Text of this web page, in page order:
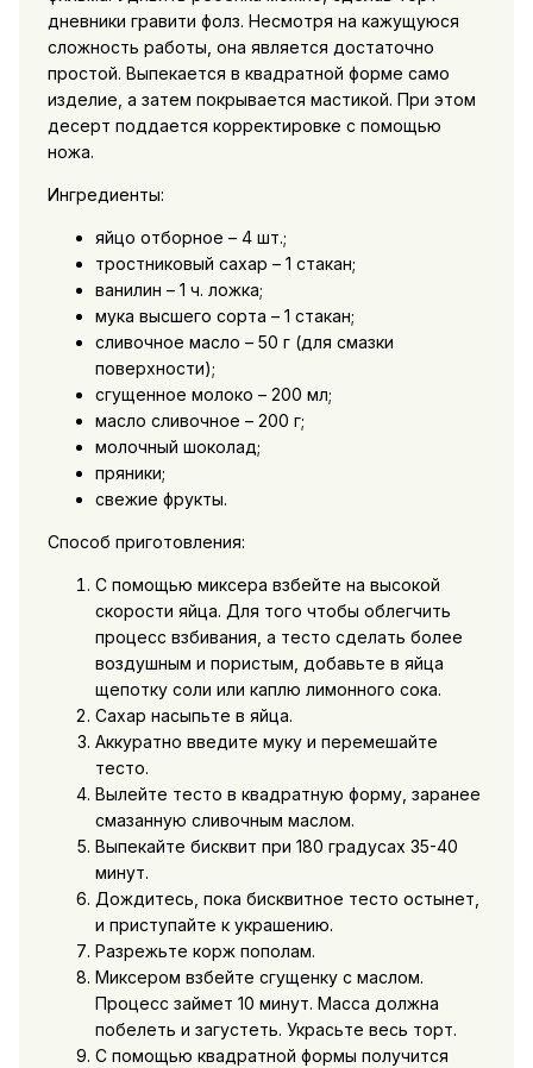
дневники гравити фолз. Несмотря на кажущуюся
сложность работы, она является достаточно
простой. Выпекается в квадратной форме само
изделие, а затем покрывается мастикой. При этом
десерт поддается корректировке с помощью
ножа.
Ингредиенты:
яйцо отборное – 4 шт.;
тростниковый сахар – 1 стакан;
ванилин – 1 ч. ложка;
мука высшего сорта – 1 стакан;
сливочное масло – 50 г (для смазки
поверхности);
сгущенное молоко – 200 мл;
масло сливочное – 200 г;
молочный шоколад;
пряники;
свежие фрукты.
Способ приготовления:
С помощью миксера взбейте на высокой
скорости яйца. Для того чтобы облегчить
процесс взбивания, а тесто сделать более
воздушным и пористым, добавьте в яйца
щепотку соли или каплю лимонного сока.
Сахар насыпьте в яйца.
Аккуратно введите муку и перемешайте
тесто.
Вылейте тесто в квадратную форму, заранее
смазанную сливочным маслом.
Выпекайте бисквит при 180 градусах 35-40
минут.
Дождитесь, пока бисквитное тесто остынет,
и приступайте к украшению.
Разрежьте корж пополам.
Миксером взбейте сгущенку с маслом.
Процесс займет 10 минут. Масса должна
побелеть и загустеть. Украсьте весь торт.
С помощью квадратной формы получится